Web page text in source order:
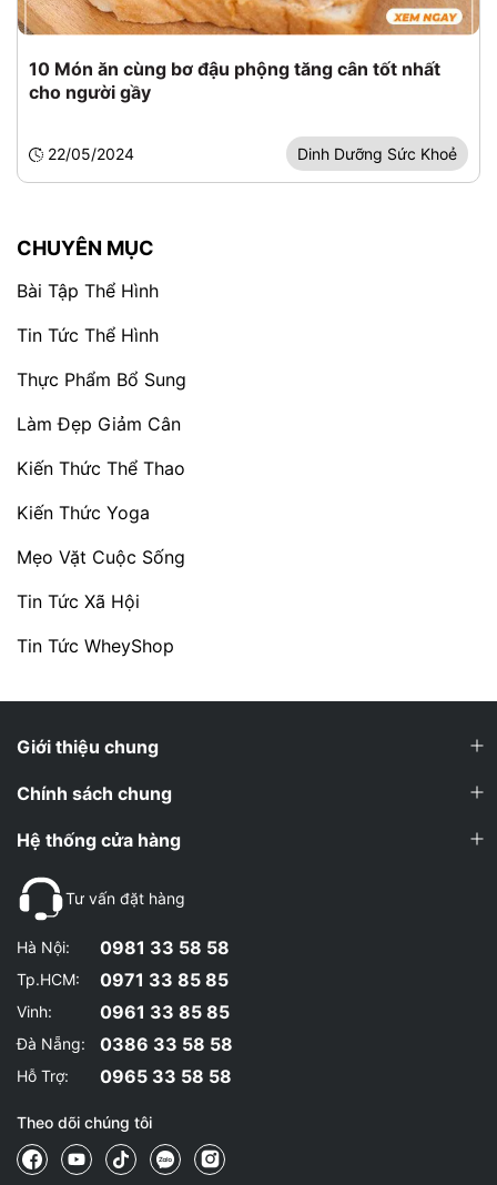
10 Món ăn cùng bơ đậu phộng tăng cân tốt nhất
cho người gầy
22/05/2024 Dinh Dưỡng Sức Khoẻ
CHUYÊN MỤC
Bài Tập Thể Hình
Tin Tức Thể Hình
Thực Phẩm Bổ Sung
Làm Đẹp Giảm Cân
Kiến Thức Thể Thao
Kiến Thức Yoga
Mẹo Vặt Cuộc Sống
Tin Tức Xã Hội
Tin Tức WheyShop
Giới thiệu chung
Chính sách chung
Hệ thống cửa hàng
Tư vấn đặt hàng
Hà Nội: 0981 33 58 58
Tp.HCM: 0971 33 85 85
Vinh: 0961 33 85 85
Đà Nẵng: 0386 33 58 58
Hỗ Trợ: 0965 33 58 58
Theo dõi chúng tôi